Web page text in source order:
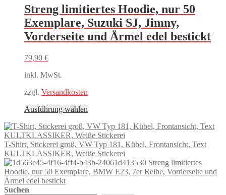
mehrere
Varianten
auf.
Optionen
werden
Streng limitiertes Hoodie, nur 50
Exemplare, Suzuki SJ, Jimny,
Vorderseite und Ärmel edel bestickt
79,90 €
inkl. MwSt.
zzgl. Versandkosten
Ausführung wählen
weist
mehrere
Varianten
auf.
Die
Optionen
T-Shirt, Stickerei groß, VW Typ 181, Kübel, Frontansicht, Text
KULTKLASSIKER, Weiße Stickerei
Streng limitiertes
Hoodie, nur 50 Exemplare, BMW E23, 7er Reihe, Vorderseite und
Ärmel edel bestickt
Suchen